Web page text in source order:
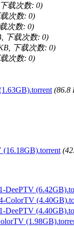
载次数: 0)
次数: 0)
次数: 0)
下载次数: 0)
下载次数: 0)
次数: 0)
(86.8
ColorTV